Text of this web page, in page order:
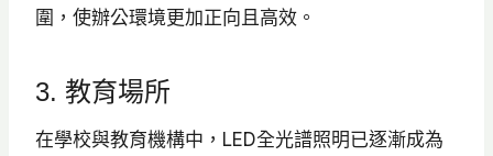
圍，使辦公環境更加正向且高效。
3. 教育場所
在學校與教育機構中，LED全光譜照明已逐漸成為